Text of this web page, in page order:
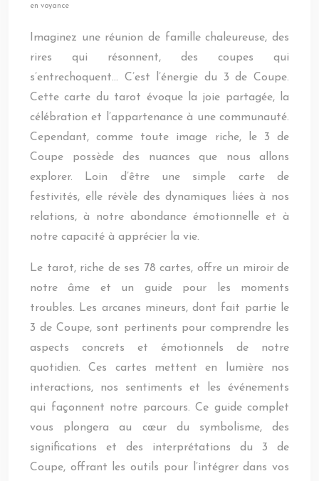
en voyance
Imaginez une réunion de famille chaleureuse, des
rires qui résonnent, des coupes qui
s’entrechoquent… C’est l’énergie du 3 de Coupe.
Cette carte du tarot évoque la joie partagée, la
célébration et l’appartenance à une communauté.
Cependant, comme toute image riche, le 3 de
Coupe possède des nuances que nous allons
explorer. Loin d’être une simple carte de
festivités, elle révèle des dynamiques liées à nos
relations, à notre abondance émotionnelle et à
notre capacité à apprécier la vie.
Le tarot, riche de ses 78 cartes, offre un miroir de
notre âme et un guide pour les moments
troubles. Les arcanes mineurs, dont fait partie le
3 de Coupe, sont pertinents pour comprendre les
aspects concrets et émotionnels de notre
quotidien. Ces cartes mettent en lumière nos
interactions, nos sentiments et les événements
qui façonnent notre parcours. Ce guide complet
vous plongera au cœur du symbolisme, des
significations et des interprétations du 3 de
Coupe, offrant les outils pour l’intégrer dans vos